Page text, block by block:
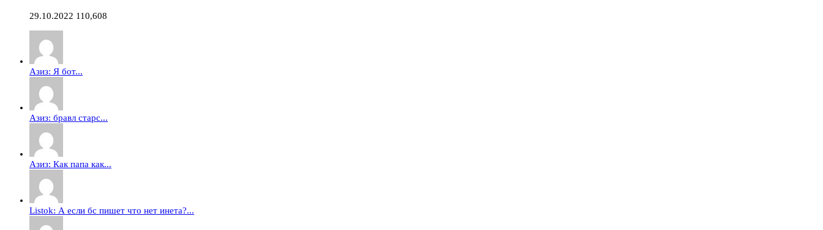
29.10.2022 110,608
Азиз: Я бот...
Азиз: бравл старс...
Азиз: Как папа как...
Listok: А если бс пишет что нет инета?...